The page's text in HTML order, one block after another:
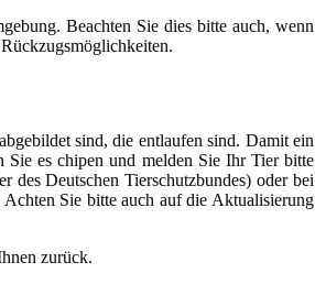
Beachten Sie dies bitte auch, wenn
sind, die entlaufen sind. Damit ein
Sie es chipen und melden Sie Ihr Tier bitte
Deutschen Tierschutzbundes) oder bei
Sie bitte auch auf die Aktualisierung
zurück.